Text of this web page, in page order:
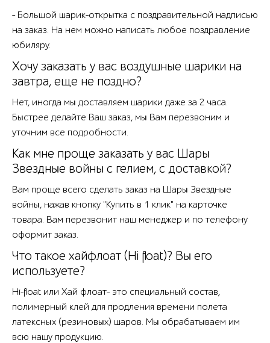
- Большой шарик-открытка с поздравительной надписью
на заказ. На нем можно написать любое поздравление
юбиляру.
Хочу заказать у вас воздушные шарики на
завтра, еще не поздно?
Нет, иногда мы доставляем шарики даже за 2 часа.
Быстрее делайте Ваш заказ, мы Вам перезвоним и
уточним все подробности.
Как мне проще заказать у вас Шары
Звездные войны с гелием, с доставкой?
Вам проще всего сделать заказ на Шары Звездные
войны, нажав кнопку "Купить в 1 клик" на карточке
товара. Вам перезвонит наш менеджер и по телефону
оформит заказ.
Что такое хайфлоат (Hi float)? Вы его
используете?
Hi-float или Хай флоат- это специальный состав,
полимерный клей для продления времени полета
латексных (резиновых) шаров. Мы обрабатываем им
всю нашу продукцию.